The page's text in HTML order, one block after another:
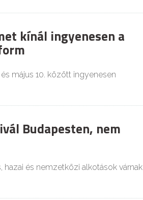
kínál ingyenesen a
május 10. között ingyenesen
Budapesten, nem
és nemzetközi alkotások várnak